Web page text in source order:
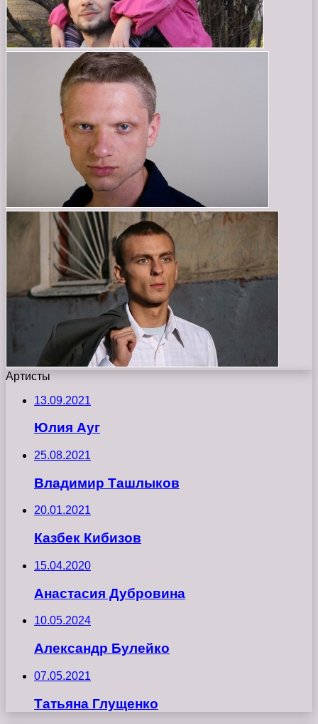
Артисты
13.09.2021
Юлия Ауг
25.08.2021
Владимир Ташлыков
20.01.2021
Казбек Кибизов
15.04.2020
Анастасия Дубровина
10.05.2024
Александр Булейко
07.05.2021
Татьяна Глущенко